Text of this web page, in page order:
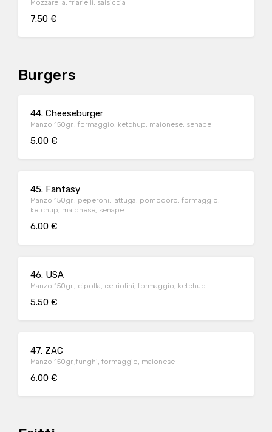
Mozzarella, friarielli, salsiccia
7.50 €
Burgers
44. Cheeseburger
Manzo 150gr., formaggio, ketchup, maionese, senape
5.00 €
45. Fantasy
Manzo 150gr., peperoni, lattuga, pomodoro, formaggio,
ketchup, maionese, senape
6.00 €
46. USA
Manzo 150gr., cipolla, cetriolini, formaggio, ketchup
5.50 €
47. ZAC
Manzo 150gr.,funghi, formaggio, maionese
6.00 €